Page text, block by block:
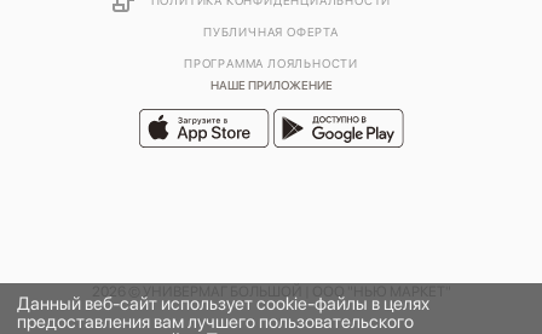
НАШЕ ПРИЛОЖЕНИЕ
ПУБЛИЧНАЯ ОФЕРТА
ПРОГРАММА ЛОЯЛЬНОСТИ
Данный веб-сайт использует cookie-файлы в целях
предоставления вам лучшего пользовательского